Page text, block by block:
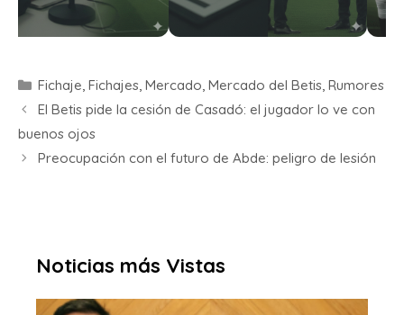
Fichaje Fichajes Mercado Mercado del Betis Rumores
El Betis pide la cesión de Casadó: el jugador lo ve con
buenos ojos
Preocupación con el futuro de Abde: peligro de lesión
Noticias más Vistas